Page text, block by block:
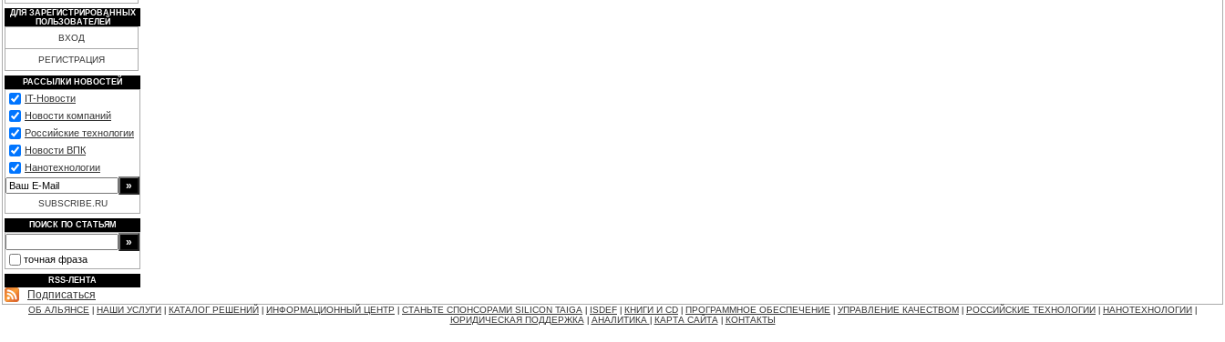
ДЛЯ ЗАРЕГИСТРИРОВАННЫХ
ПОЛЬЗОВАТЕЛЕЙ
ВХОД
РЕГИСТРАЦИЯ
РАССЫЛКИ НОВОСТЕЙ
IT-Новости
Новости компаний
Российские технологии
Новости ВПК
Нанотехнологии
SUBSCRIBE.RU
ПОИСК ПО СТАТЬЯМ
точная фраза
RSS-ЛЕНТА
Подписаться
ОБ АЛЬЯНСЕ НАШИ УСЛУГИ КАТАЛОГ РЕШЕНИЙ ИНФОРМАЦИОННЫЙ ЦЕНТР СТАНЬТЕ СПОНСОРАМИ SILICON TAIGA ISDEF КНИГИ И CD ПРОГРАММНОЕ ОБЕСПЕЧЕНИЕ УПРАВЛЕНИЕ КАЧЕСТВОМ РОССИЙСКИЕ ТЕХНОЛОГИИ НАНОТЕХНОЛОГИИ
ЮРИДИЧЕСКАЯ ПОДДЕРЖКА| АНАЛИТИКА КАРТА САЙТА| КОНТАКТЫ